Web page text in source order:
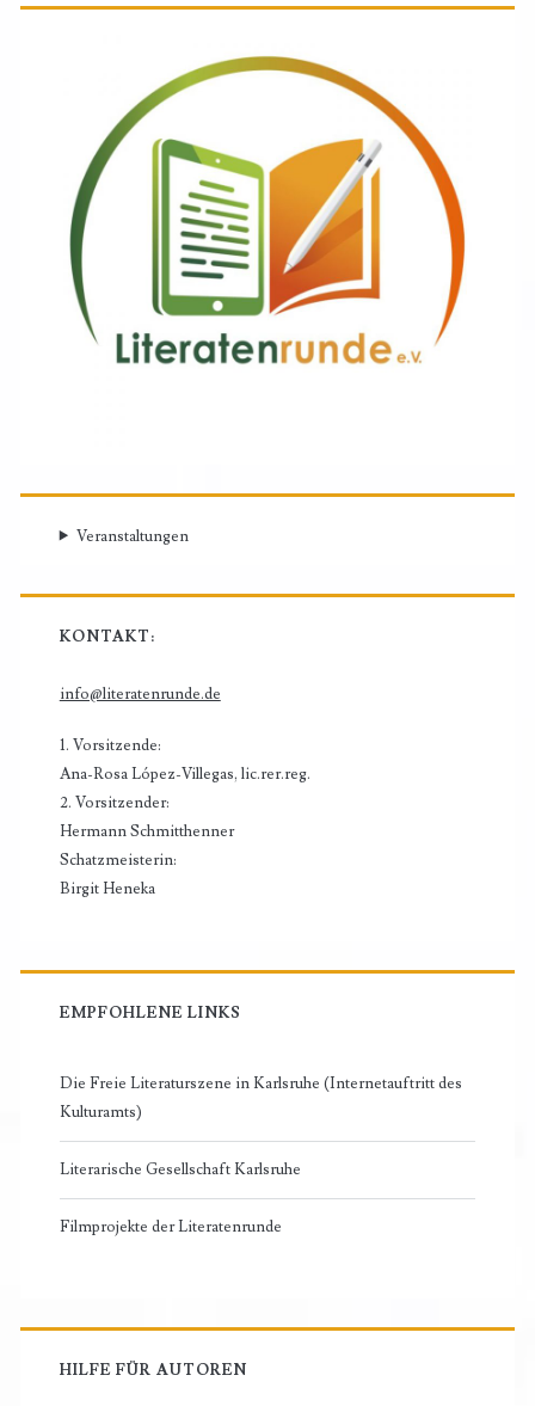
Veranstaltungen
KONTAKT:
info@literatenrunde.de
1. Vorsitzende:
Ana-Rosa López-Villegas, lic.rer.reg.
2. Vorsitzender:
Hermann Schmitthenner
Schatzmeisterin:
Birgit Heneka
EMPFOHLENE LINKS
Die Freie Literaturszene in Karlsruhe (Internetauftritt des
Kulturamts)
Literarische Gesellschaft Karlsruhe
Filmprojekte der Literatenrunde
HILFE FÜR AUTOREN